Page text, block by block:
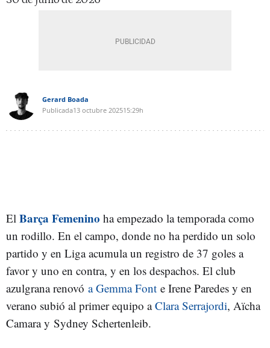
Gerard Boada
Publicada13 octubre 202515:29h
El Barça Femenino ha empezado la temporada como
un rodillo. En el campo, donde no ha perdido un solo
partido y en Liga acumula un registro de 37 goles a
favor y uno en contra, y en los despachos. El club
azulgrana renovó a Gemma Font e Irene Paredes y en
verano subió al primer equipo aClara Serrajordi, Aïcha
Camara y Sydney Schertenleib.